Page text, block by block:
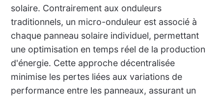
solaire. Contrairement aux onduleurs
traditionnels, un micro-onduleur est associé à
chaque panneau solaire individuel, permettant
une optimisation en temps réel de la production
d'énergie. Cette approche décentralisée
minimise les pertes liées aux variations de
performance entre les panneaux, assurant un